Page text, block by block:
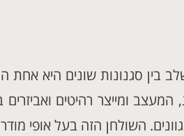
בין סגנונות שונים היא אחת
ומייצר רהיטים
השולחן הזה בעל אופי